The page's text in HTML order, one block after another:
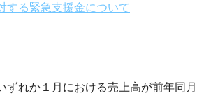
する緊急支援金について
ずれか１月における売上高が前年同月